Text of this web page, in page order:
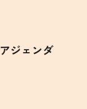
アジェンダ